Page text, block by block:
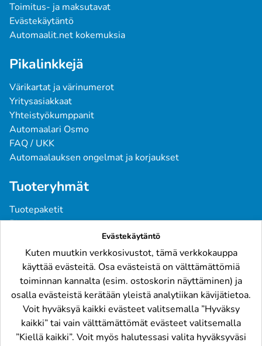
Toimitus- ja maksutavat
Evästekäytäntö
Automaalit.net kokemuksia
Pikalinkkejä
Värikartat ja värinumerot
Yritysasiakkaat
Yhteistyökumppanit
Automaalari Osmo
FAQ / UKK
Automaalauksen ongelmat ja korjaukset
Tuoteryhmät
Tuotepaketit
Pintavärit
Pohjatuotteet
Tarvikkeet
Raskaskalusto
Löydät meidät
Evästekäytäntö
Kuten muutkin verkkosivustot, tämä verkkokauppa
käyttää evästeitä. Osa evästeistä on välttämättömiä
toiminnan kannalta (esim. ostoskorin näyttäminen) ja
osalla evästeistä kerätään yleistä analytiikan kävijätietoa.
Voit hyväksyä kaikki evästeet valitsemalla ”Hyväksy
kaikki” tai vain välttämättömät evästeet valitsemalla
”Kiellä kaikki”. Voit myös halutessasi valita hyväksyväsi